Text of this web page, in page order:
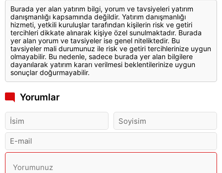
Burada yer alan yatırım bilgi, yorum ve tavsiyeleri yatırım
danışmanlığı kapsamında değildir. Yatırım danışmanlığı
hizmeti, yetkili kuruluşlar tarafından kişilerin risk ve getiri
tercihleri dikkate alınarak kişiye özel sunulmaktadır. Burada
yer alan yorum ve tavsiyeler ise genel niteliktedir. Bu
tavsiyeler mali durumunuz ile risk ve getiri tercihlerinize uygun
olmayabilir. Bu nedenle, sadece burada yer alan bilgilere
dayanılarak yatırım kararı verilmesi beklentilerinize uygun
sonuçlar doğurmayabilir.
Yorumlar